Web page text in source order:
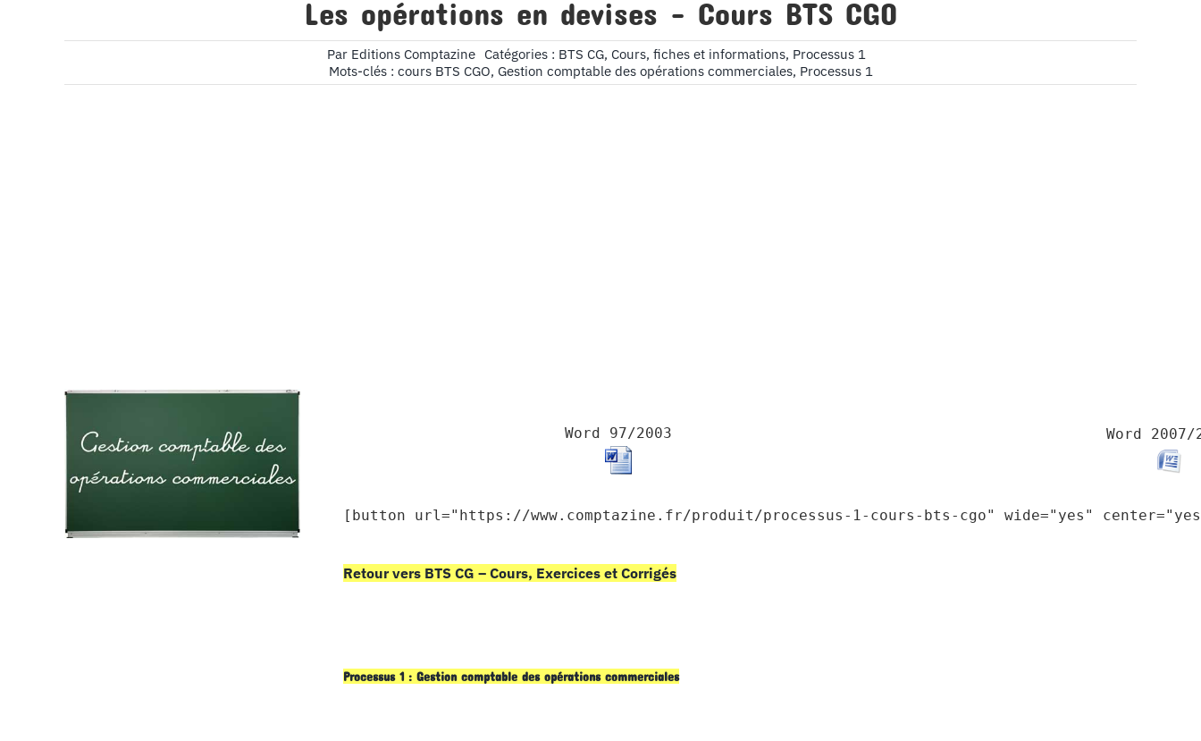
Les opérations en devises – Cours BTS CGO
Par Editions Comptazine Catégories : BTS CG, Cours, fiches et informations, Processus 1
Mots-clés : cours BTS CGO, Gestion comptable des opérations commerciales, Processus 1
Word 97/2003 Word 2007/
[button url="https://www.comptazine.fr/produit/processus-1-cours-bts-cgo" wide="yes"
Retour vers BTS CG – Cours, Exercices et Corrigés
Processus 1 : Gestion comptable des opérations commerciales